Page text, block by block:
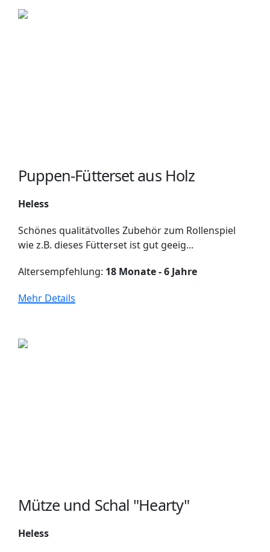
Puppen-Fütterset aus Holz
Heless
Schönes qualitätvolles Zubehör zum Rollenspiel
wie z.B. dieses Fütterset ist gut geeig...
Altersempfehlung: 18 Monate - 6 Jahre
Mehr Details
Mütze und Schal "Hearty"
Heless